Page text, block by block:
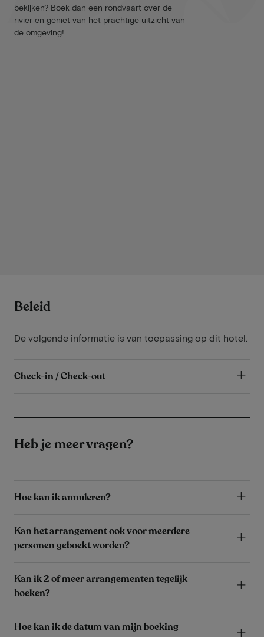
bekijken? Boek dan een rondvaart over de
rivier en geniet van het prachtige uitzicht van
de omgeving!
Beleid
De volgende informatie is van toepassing op dit hotel.
Check-in / Check-out
Heb je meer vragen?
Hoe kan ik annuleren?
Kan het arrangement ook voor meerdere
personen geboekt worden?
Kan ik 2 of meer arrangementen tegelijk
boeken?
Hoe kan ik de datum van mijn boeking